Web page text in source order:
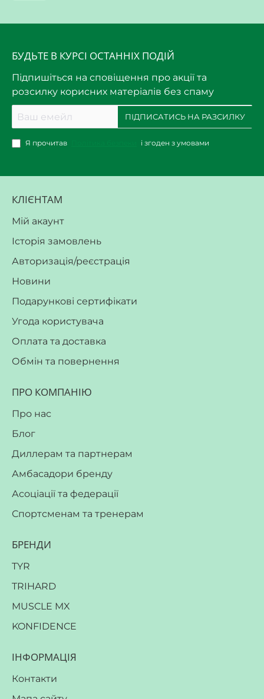
БУДЬТЕ В КУРСІ ОСТАННІХ ПОДІЙ
Підпишіться на сповіщення про акції та
розсилку корисних матеріалів без спаму
емейл
ПІДПИСАТИСЬ НА РАЗСИЛКУ
Я прочитав і згоден з умовами
КЛІЄНТАМ
Мій акаунт
Історія замовлень
Авторизація/реєстрація
Новини
Подарункові сертифікати
Угода користувача
Оплата та доставка
Обмін та повернення
ПРО КОМПАНІЮ
Про нас
Блог
Диллерам та партнерам
Амбасадори бренду
Асоціації та федерації
Спортсменам та тренерам
БРЕНДИ
TYR
TRIHARD
MUSCLE MX
KONFIDENCE
ІНФОРМАЦІЯ
Контакти